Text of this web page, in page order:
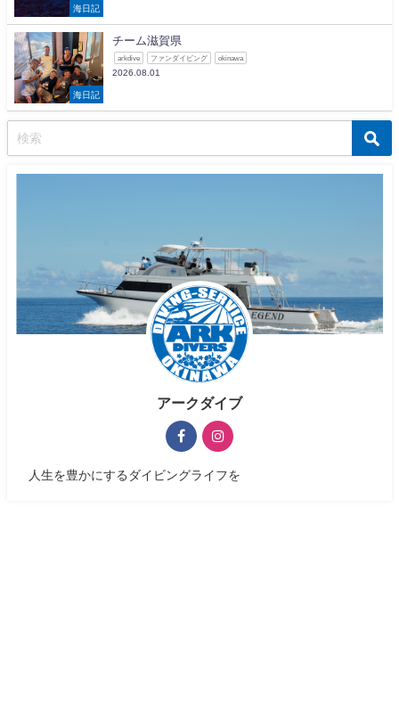
海日記
海日記
チーム滋賀県
arkdive ファンダイビング okinawa
2026.08.01
アークダイブ
人生を豊かにするダイビングライフを